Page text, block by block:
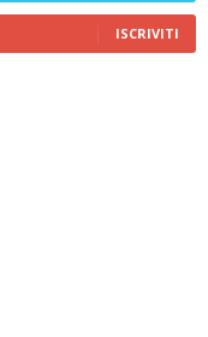
ISCRIVITI